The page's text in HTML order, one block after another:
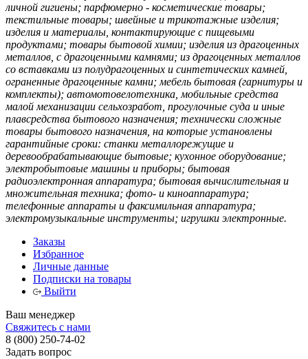
личной гигиены; парфюмерно - косметические товары;
текстильные товары; швейные и трикотажные изделия;
изделия и материалы, контактирующие с пищевыми
продуктами; товары бытовой химии; изделия из драгоценных
металлов, с драгоценными камнями; из драгоценных металлов
со вставками из полудрагоценных и синтетических камней,
ограненные драгоценные камни; мебель бытовая (гарнитуры и
комплекты); автомотовелотехника, мобильные средства
малой механизации сельхозработ, прогулочные суда и иные
плавсредства бытового назначения; технически сложные
товары бытового назначения, на которые установлены
гарантийные сроки: станки металлорежущие и
деревообрабатывающие бытовые; кухонное оборудование;
электробытовые машины и приборы; бытовая
радиоэлектронная аппаратура; бытовая вычислительная и
множительная техника; фото- и киноаппаратура;
телефонные аппараты и факсимильная аппаратура;
электромузыкальные инструменты; игрушки электронные.
Заказы
Избранное
Личные данные
Подписки на товары
Выйти
Ваш менеджер
Свяжитесь с нами
8 (800) 250-74-02
Задать вопрос